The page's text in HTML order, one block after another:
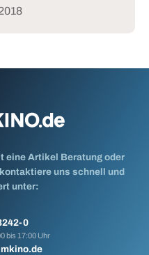
eine Artikel Beratung oder
uns schnell und
unter:
0
bis 17:00 Uhr